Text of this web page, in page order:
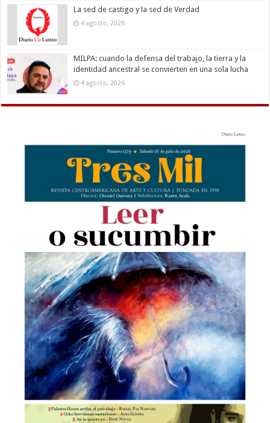
La sed de castigo y la sed de Verdad
4 agosto, 2026
MILPA: cuando la defensa del trabajo, la tierra y la
identidad ancestral se convierten en una sola lucha
4 agosto, 2026